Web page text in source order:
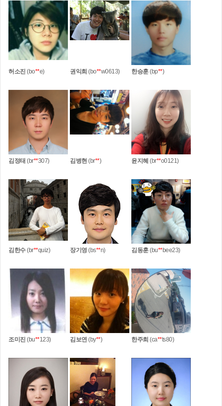
허소진 (bo**e) 권익희 (bo**w0613) 한승훈(bp**)
김정태 (br**307) 김병현 (br**) 윤지혜 (br**o0121)
김한수(br**quiz) 장기영 (bs**n) 김동훈(bu**bee23)
조미진 (bu**123) 김보연 (by**) 한주희 (ca**ts80)